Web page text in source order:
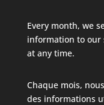
Every month, we
information to our
at any time.
Chaque mois,
des informations